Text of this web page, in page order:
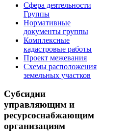
Сфера деятельности
Группы
Нормативные
документы группы
Комплексные
кадастровые работы
Проект межевания
Схемы расположения
земельных участков
Субсидии
управляющим и
ресурсоснабжающим
организациям